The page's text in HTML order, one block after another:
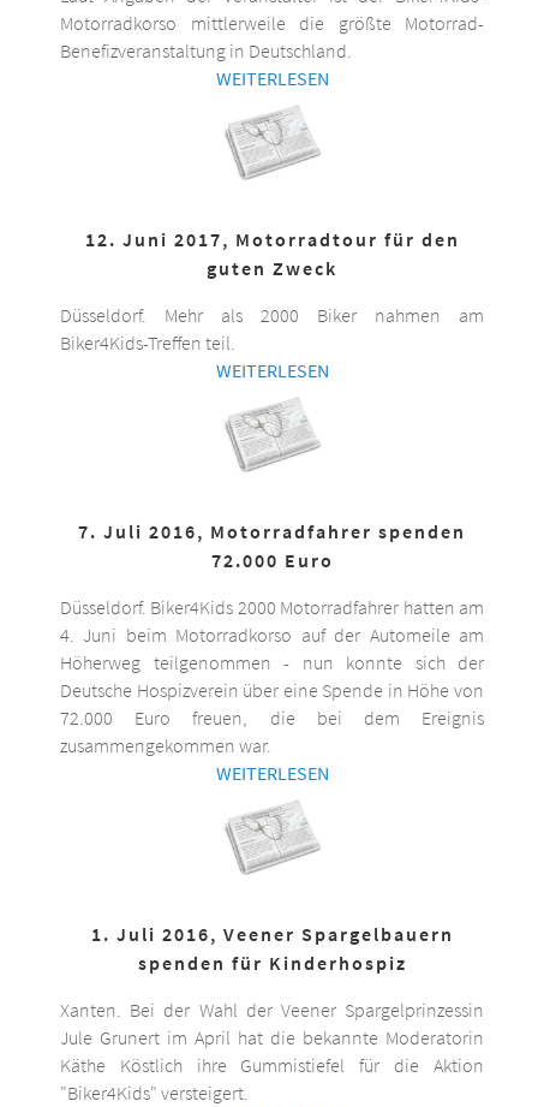
Motorradkorso mittlerweile die größte Motorrad-
Benefizveranstaltung in Deutschland.
WEITERLESEN
12. Juni 2017, Motorradtour für den
guten Zweck
Düsseldorf. Mehr als 2000 Biker nahmen am
Biker4Kids-Treffen teil.
WEITERLESEN
7. Juli 2016, Motorradfahrer spenden
72.000 Euro
Düsseldorf. Biker4Kids 2000 Motorradfahrer hatten am
4. Juni beim Motorradkorso auf der Automeile am
Höherweg teilgenommen - nun konnte sich der
Deutsche Hospizverein über eine Spende in Höhe von
72.000 Euro freuen, die bei dem Ereignis
zusammengekommen war.
WEITERLESEN
1. Juli 2016, Veener Spargelbauern
spenden für Kinderhospiz
Xanten. Bei der Wahl der Veener Spargelprinzessin
Jule Grunert im April hat die bekannte Moderatorin
Käthe Köstlich ihre Gummistiefel für die Aktion
"Biker4Kids" versteigert.